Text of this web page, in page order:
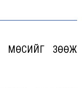
МӨСИЙГ ЗӨӨЖ